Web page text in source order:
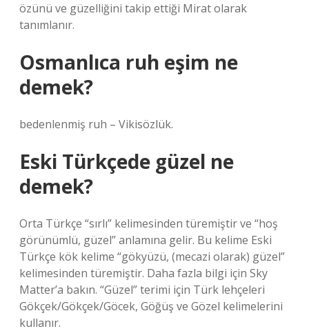
özünü ve güzelliğini takip ettiği Mirat olarak
tanımlanır.
Osmanlıca ruh eşim ne
demek?
bedenlenmiş ruh – Vikisözlük.
Eski Türkçede güzel ne
demek?
Orta Türkçe “sırlı” kelimesinden türemiştir ve “hoş
görünümlü, güzel” anlamına gelir. Bu kelime Eski
Türkçe kök kelime “gökyüzü, (mecazi olarak) güzel”
kelimesinden türemiştir. Daha fazla bilgi için Sky
Matter’a bakın. “Güzel” terimi için Türk lehçeleri
Gökçek/Gökçek/Göcek, Göğüş ve Gözel kelimelerini
kullanır.